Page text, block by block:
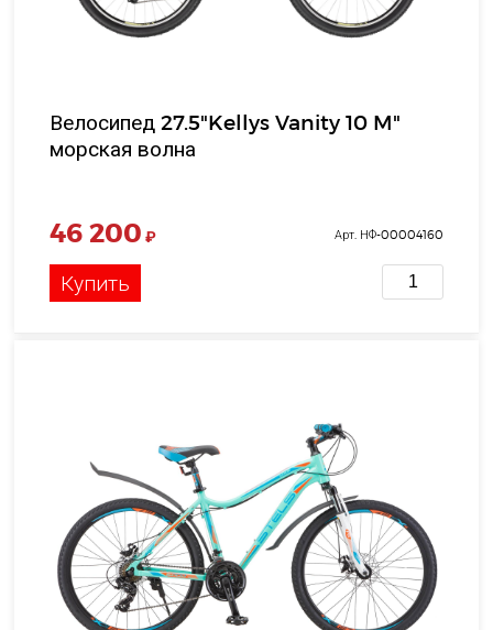
Велосипед 27.5"Kellys Vanity 10 M"
морская волна
46 200 ₽ Арт. НФ-00004160
Купить